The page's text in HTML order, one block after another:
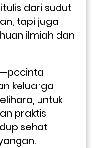
dari sudut
tapi juga
ilmiah dan
keluarga
untuk
praktis
sehat